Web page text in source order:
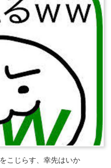
をこじらす、幸先はいか